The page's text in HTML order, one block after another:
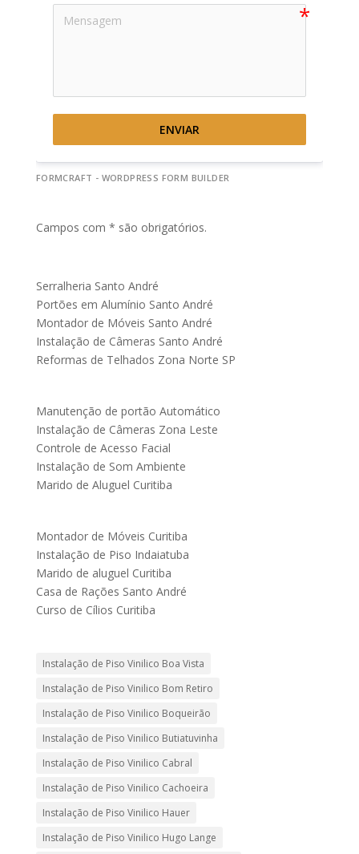
ENVIAR
FORMCRAFT - WORDPRESS FORM BUILDER
Campos com * são obrigatórios.
Serralheria Santo André
Portões em Alumínio Santo André
Montador de Móveis Santo André
Instalação de Câmeras Santo André
Reformas de Telhados Zona Norte SP
Manutenção de portão Automático
Instalação de Câmeras Zona Leste
Controle de Acesso Facial
Instalação de Som Ambiente
Marido de Aluguel Curitiba
Montador de Móveis Curitiba
Instalação de Piso Indaiatuba
Marido de aluguel Curitiba
Casa de Rações Santo André
Curso de Cílios Curitiba
Instalação de Piso Vinilico Boa Vista
Instalação de Piso Vinilico Bom Retiro
Instalação de Piso Vinilico Boqueirão
Instalação de Piso Vinilico Butiatuvinha
Instalação de Piso Vinilico Cabral
Instalação de Piso Vinilico Cachoeira
Instalação de Piso Vinilico Hauer
Instalação de Piso Vinilico Hugo Lange